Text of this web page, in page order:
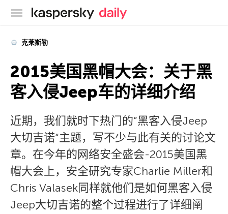
卡巴斯基官方博客
克莱斯勒
2015美国黑帽大会：关于黑
客入侵Jeep车的详细介绍
近期，我们就时下热门的”黑客入侵Jeep
大切吉诺“主题，写不少与此有关的讨论文
章。在今年的网络安全盛会-2015美国黑
帽大会上，安全研究专家Charlie Miller和
Chris Valasek同样就他们是如何黑客入侵
Jeep大切吉诺的整个过程进行了详细阐